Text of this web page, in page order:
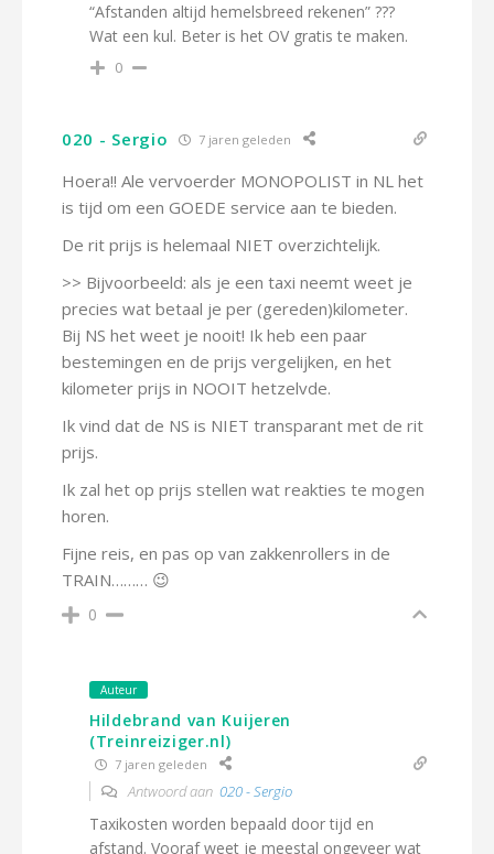
“Afstanden altijd hemelsbreed rekenen” ???
Wat een kul. Beter is het OV gratis te maken.
0
020 - Sergio 7 jaren geleden
Hoera!! Ale vervoerder MONOPOLIST in NL het
is tijd om een GOEDE service aan te bieden.
De rit prijs is helemaal NIET overzichtelijk.
>> Bijvoorbeeld: als je een taxi neemt weet je
precies wat betaal je per (gereden)kilometer.
Bij NS het weet je nooit! Ik heb een paar
bestemingen en de prijs vergelijken, en het
kilometer prijs in NOOIT hetzelvde.
Ik vind dat de NS is NIET transparant met de rit
prijs.
Ik zal het op prijs stellen wat reakties te mogen
horen.
Fijne reis, en pas op van zakkenrollers in de
TRAIN……… 😉
0
Auteur
Hildebrand van Kuijeren
(Treinreiziger.nl)
7 jaren geleden
Antwoord aan 020 - Sergio
Taxikosten worden bepaald door tijd en
afstand. Vooraf weet je meestal ongeveer wat